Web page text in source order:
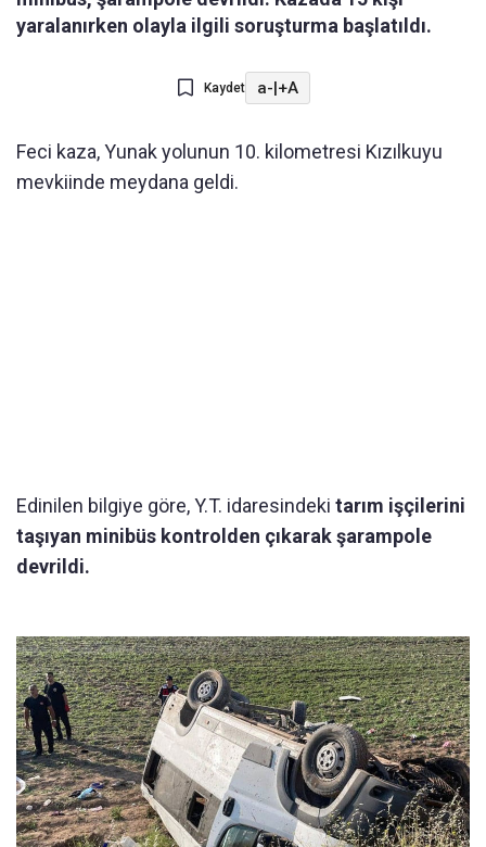
yaralanırken olayla ilgili soruşturma başlatıldı.
Kaydet a-|+A
Feci kaza, Yunak yolunun 10. kilometresi Kızılkuyu
mevkiinde meydana geldi.
Edinilen bilgiye göre, Y.T. idaresindeki tarım işçilerini
taşıyan minibüs kontrolden çıkarak şarampole
devrildi.